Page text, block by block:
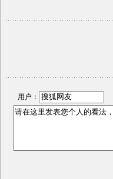
用户：